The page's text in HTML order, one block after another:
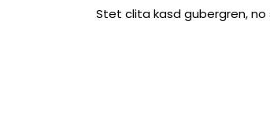
Stet clita kasd gubergren,